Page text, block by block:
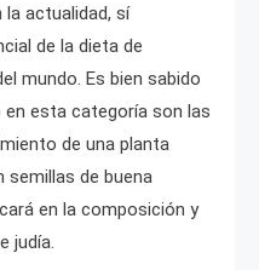
actualidad, sí
de la dieta de
mundo. Es bien sabido
esta categoría son las
de una planta
semillas de buena
en la composición y
judía.